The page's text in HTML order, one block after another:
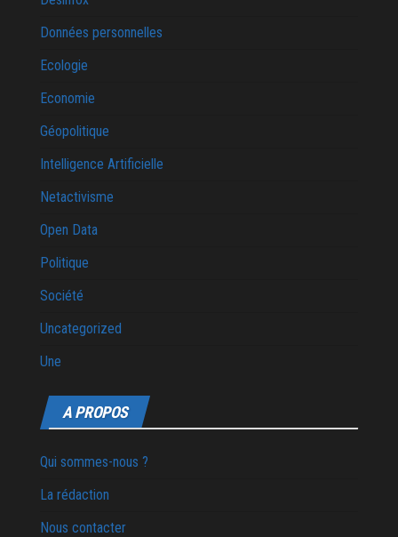
Données personnelles
Ecologie
Economie
Géopolitique
Intelligence Artificielle
Netactivisme
Open Data
Politique
Société
Uncategorized
Une
A PROPOS
Qui sommes-nous ?
La rédaction
Nous contacter